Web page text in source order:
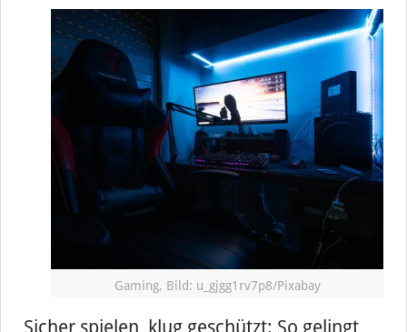
Gaming, Bild: u_gjgg1rv7p8/Pixabay
Sicher spielen, klug geschützt: So gelingt